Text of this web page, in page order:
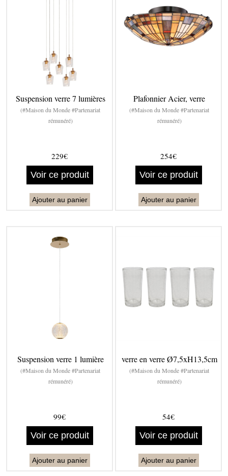
Suspension verre 7 lumières
(#Maison du Monde #Partenariat
rémunéré)
229€
Voir ce produit
Ajouter au panier
Plafonnier Acier, verre
(#Maison du Monde #Partenariat
rémunéré)
254€
Voir ce produit
Ajouter au panier
Suspension verre 1 lumière
(#Maison du Monde #Partenariat
rémunéré)
99€
Voir ce produit
Ajouter au panier
verre en verre Ø7,5xH13,5cm
(#Maison du Monde #Partenariat
rémunéré)
54€
Voir ce produit
Ajouter au panier